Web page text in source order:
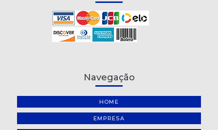
Navegação
HOME
EMPRESA